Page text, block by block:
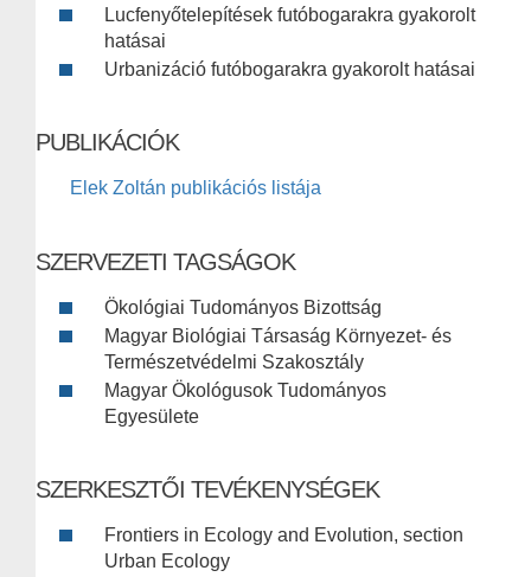
Lucfenyőtelepítések futóbogarakra gyakorolt
hatásai
Urbanizáció futóbogarakra gyakorolt hatásai
PUBLIKÁCIÓK
Elek Zoltán publikációs listája
SZERVEZETI TAGSÁGOK
Ökológiai Tudományos Bizottság
Magyar Biológiai Társaság Környezet- és
Természetvédelmi Szakosztály
Magyar Ökológusok Tudományos
Egyesülete
SZERKESZTŐI TEVÉKENYSÉGEK
Frontiers in Ecology and Evolution, section
Urban Ecology